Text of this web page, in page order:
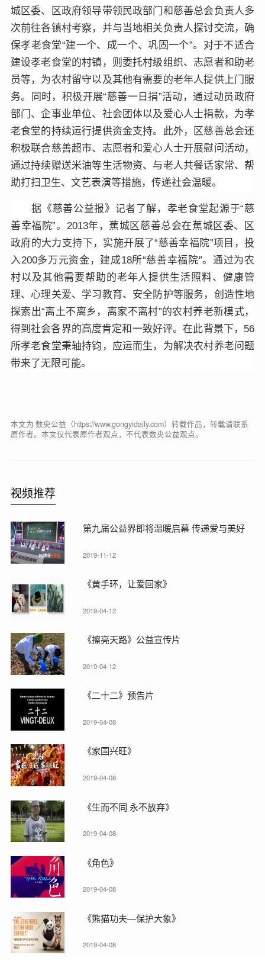
城区委、区政府领导带领民政部门和慈善总会负责人多
次前往各镇村考察，并与当地相关负责人探讨交流，确
保孝老食堂“建一个、成一个、巩固一个”。对于不适合
建设孝老食堂的村镇，则委托村级组织、志愿者和助老
员等，为农村留守以及其他有需要的老年人提供上门服
务。同时，积极开展“慈善一日捐”活动，通过动员政府
部门、企事业单位、社会团体以及爱心人士捐款，为孝
老食堂的持续运行提供资金支持。此外，区慈善总会还
积极联合慈善超市、志愿者和爱心人士开展慰问活动，
通过持续赠送米油等生活物资、与老人共餐话家常、帮
助打扫卫生、文艺表演等措施，传递社会温暖。
据《慈善公益报》记者了解，孝老食堂起源于“慈
善幸福院”。2013年，蕉城区慈善总会在蕉城区委、区
政府的大力支持下，实施开展了“慈善幸福院”项目，投
入200多万元资金，建成18所“慈善幸福院”。通过为农
村以及其他需要帮助的老年人提供生活照料、健康管
理、心理关爱、学习教育、安全防护等服务，创造性地
探索出“离土不离乡，离家不离村”的农村养老新模式，
得到社会各界的高度肯定和一致好评。在此背景下，56
所孝老食堂秉轴持钧，应运而生，为解决农村养老问题
带来了无限可能。
本文为 数央公益（https://www.gongyidaily.com）转载作品，转载请联系
原作者。本文仅代表原作者观点，不代表数央公益观点。
视频推荐
第九届公益界即将温暖启幕 传递爱与美好
2019-11-12
《黄手环，让爱回家》
2019-04-12
《擦亮天路》公益宣传片
2019-04-12
《二十二》预告片
2019-04-08
《家国兴旺》
2019-04-08
《生而不同 永不放弃》
2019-04-08
《角色》
2019-04-08
《熊猫功夫—保护大象》
2019-04-08